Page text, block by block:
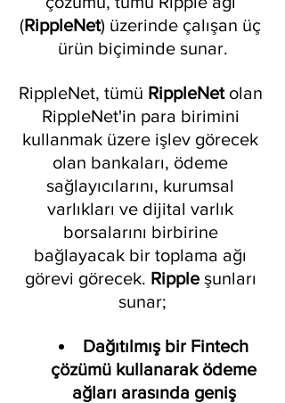
(RippleNet) üzerinde çalışan üç
ürün biçiminde sunar.
RippleNet, tümü RippleNet olan
RippleNet'in para birimini
kullanmak üzere işlev görecek
olan bankaları, ödeme
sağlayıcılarını, kurumsal
varlıkları ve dijital varlık
borsalarını birbirine
bağlayacak bir toplama ağı
görevi görecek. Ripple şunları
sunar;
Dağıtılmış bir Fintech
çözümü kullanarak ödeme
ağları arasında geniş